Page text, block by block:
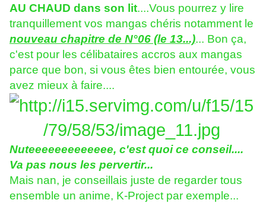
AU CHAUD dans son lit....Vous pourrez y lire
tranquillement vos mangas chéris notamment le
nouveau chapitre de N°06 (le 13...)... Bon ça,
c'est pour les célibataires accros aux mangas
parce que bon, si vous êtes bien entourée, vous
avez mieux à faire....
Nuteeeeeeeeeeeee, c'est quoi ce conseil....
Va pas nous les pervertir...
Mais nan, je conseillais juste de regarder tous
ensemble un anime, K-Project par exemple...